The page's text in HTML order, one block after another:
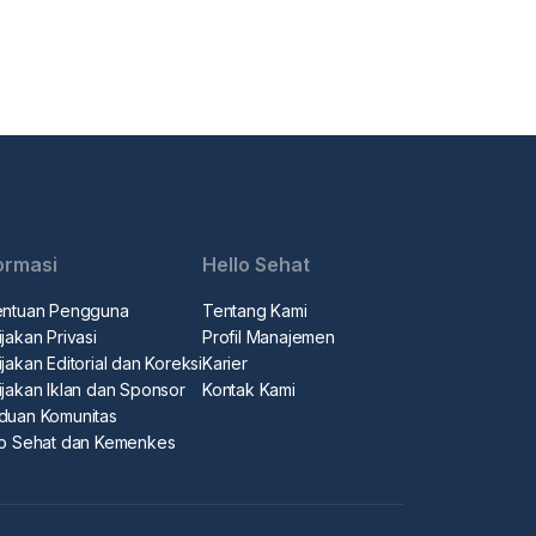
Pengguna
Privasi
Editorial dan Koreksi
Iklan dan Sponsor
Komunitas
Sehat dan Kemenkes
Hello Sehat
Tentang Kami
Profil Manajemen
Karier
Kontak Kami